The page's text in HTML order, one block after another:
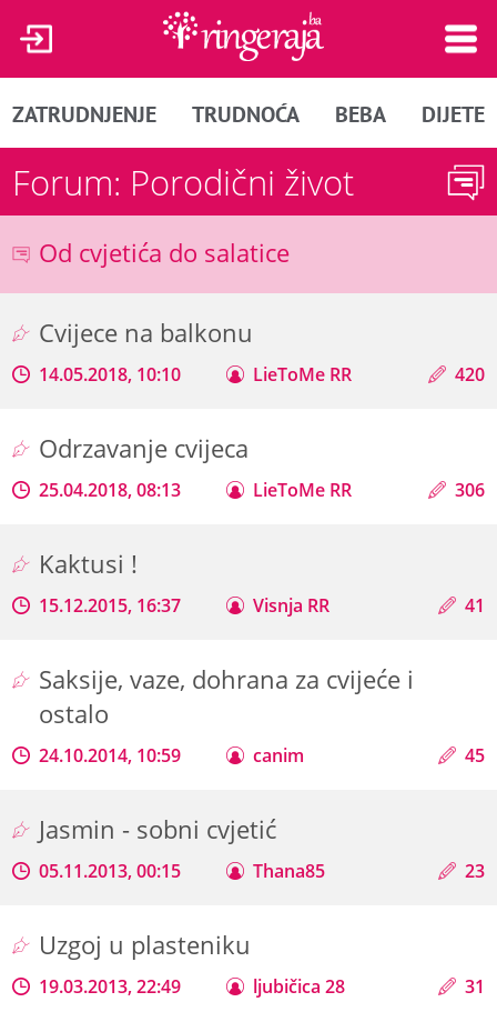
ZATRUDNJENJE TRUDNOĆA BEBA DIJETE
Forum: Porodični život
Od cvjetića do salatice
Cvijece na balkonu
14.05.2018, 10:10 LieToMe RR 420
Odrzavanje cvijeca
25.04.2018, 08:13 LieToMe RR 306
Kaktusi !
15.12.2015, 16:37 Visnja RR 41
Saksije, vaze, dohrana za cvijeće i
ostalo
24.10.2014, 10:59 canim 45
Jasmin - sobni cvjetić
05.11.2013, 00:15 Thana85 23
Uzgoj u plasteniku
19.03.2013, 22:49 ljubičica 28 31